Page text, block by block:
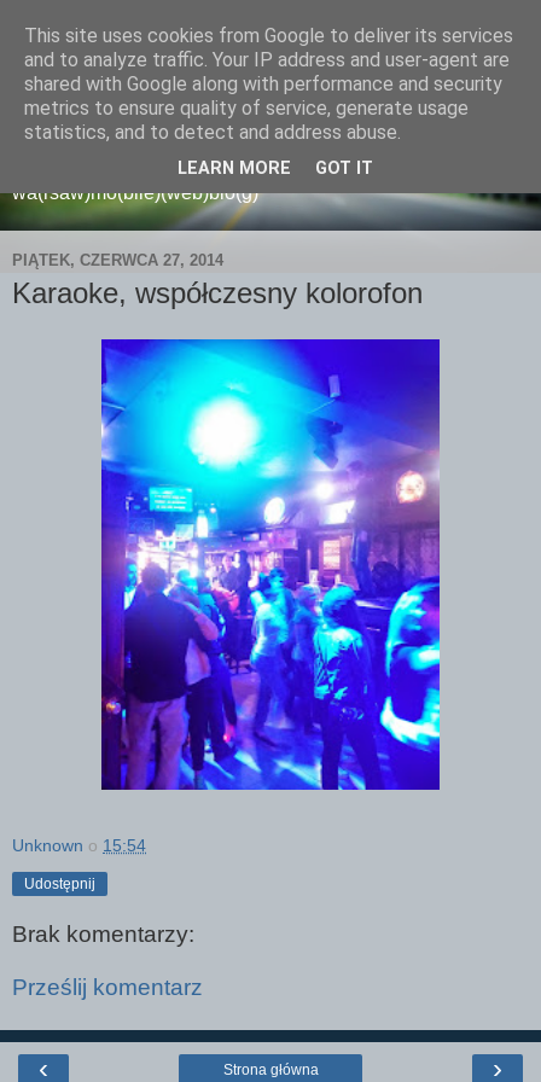
wamoblo
wa(rsaw)mo(bile)(web)blo(g)
PIĄTEK, CZERWCA 27, 2014
Karaoke, współczesny kolorofon
Unknown o 15:54
Udostępnij
Brak komentarzy:
Prześlij komentarz
‹ ›
Strona główna
This site uses cookies from Google to deliver its services
and to analyze traffic. Your IP address and user-agent are
shared with Google along with performance and security
metrics to ensure quality of service, generate usage
statistics, and to detect and address abuse.
LEARN MORE GOT IT